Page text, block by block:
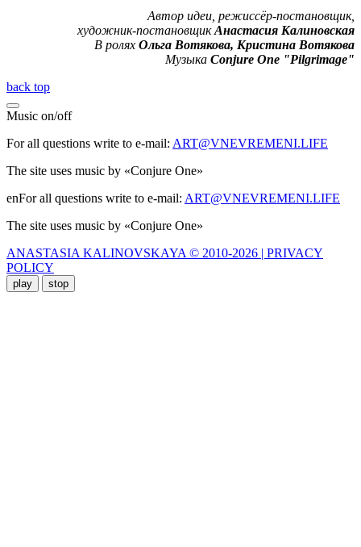
Автор идеи, режиссёр-постановщик,
художник-постановщикАнастасия Калиновская
В ролях Ольга Вотякова, Кристина Вотякова
Музыка Conjure One "Pilgrimage"
back top
Music on/off
For all questions write to e-mail: ART@VNEVREMENI.LIFE
The site uses music by «Conjure One»
enFor all questions write to e-mail: ART@VNEVREMENI.LIFE
The site uses music by «Conjure One»
ANASTASIA KALINOVSKAYA © 2010-2026 | PRIVACY
POLICY
play stop